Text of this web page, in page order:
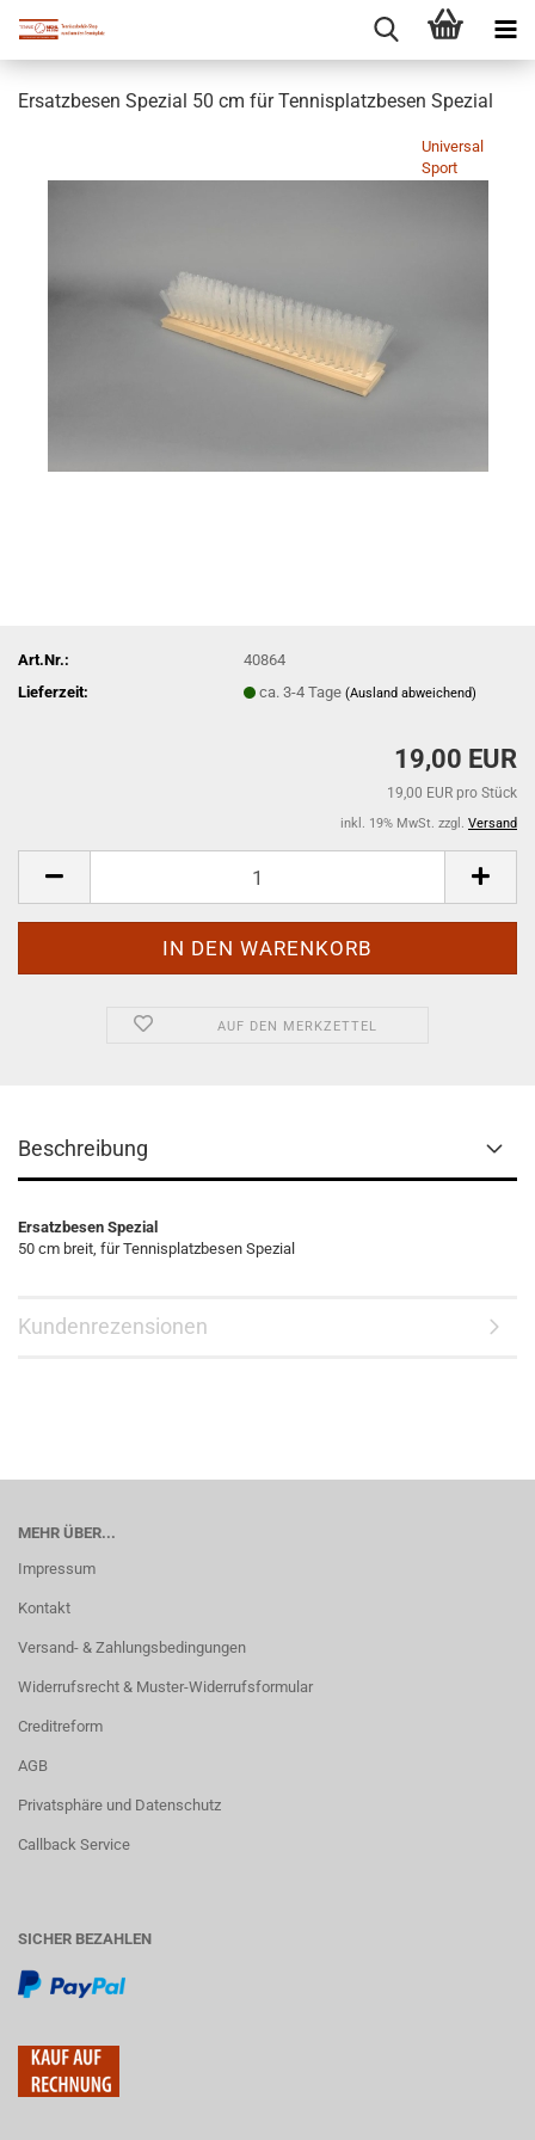
Ersatzbesen Spezial 50 cm für Tennisplatzbesen Spezial
Universal
Sport
Art.Nr.:
40864
Lieferzeit:
ca. 3-4 Tage(Ausland abweichend)
19,00 EUR
19,00 EUR pro Stück
inkl. 19% MwSt. zzgl. Versand
AUF DEN MERKZETTEL
Beschreibung
Ersatzbesen Spezial
50 cm breit, für Tennisplatzbesen Spezial
Kundenrezensionen
MEHR ÜBER...
Impressum
Kontakt
Versand- & Zahlungsbedingungen
Widerrufsrecht & Muster-Widerrufsformular
Creditreform
AGB
Privatsphäre und Datenschutz
Callback Service
SICHER BEZAHLEN